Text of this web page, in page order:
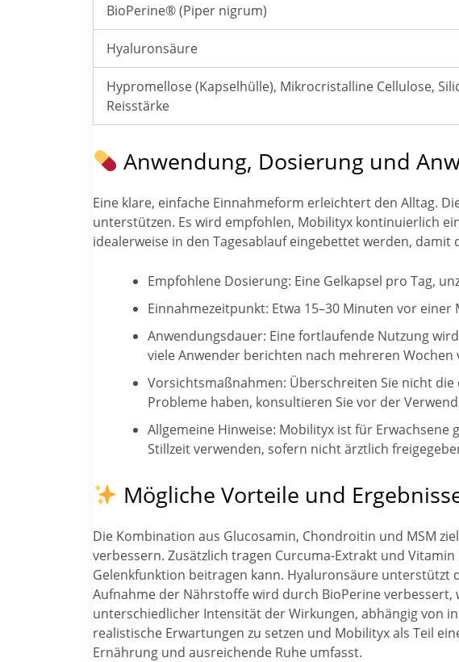
BioPerine® (Piper nigrum)
Hyaluronsäure
Hypromellose (Kapselhülle), Mikrocristalline Cellulose,
Reisstärke
Anwendung, Dosierung und
Eine klare, einfache Einnahmeform erleichtert den Alltag.
unterstützen. Es wird empfohlen, Mobilityx kontinuierlich
idealerweise in den Tagesablauf eingebettet werden,
Empfohlene Dosierung: Eine Gelkapsel pro Tag,
Einnahmezeitpunkt: Etwa 15–30 Minuten vor
Anwendungsdauer: Eine fortlaufende Nutzung
viele Anwender berichten nach mehreren
Vorsichtsmaßnahmen: Überschreiten Sie nicht
Probleme haben, konsultieren Sie vor der
Allgemeine Hinweise: Mobilityx ist für
Stillzeit verwenden, sofern nicht ärztlich
Mögliche Vorteile und
Die Kombination aus Glucosamin, Chondroitin und MSM
verbessern. Zusätzlich tragen Curcuma-Extrakt und
Gelenkfunktion beitragen kann. Hyaluronsäure unterstützt
Aufnahme der Nährstoffe wird durch BioPerine
unterschiedlicher Intensität der Wirkungen, abhängig von
realistische Erwartungen zu setzen und Mobilityx als Teil
Ernährung und ausreichende Ruhe umfasst.